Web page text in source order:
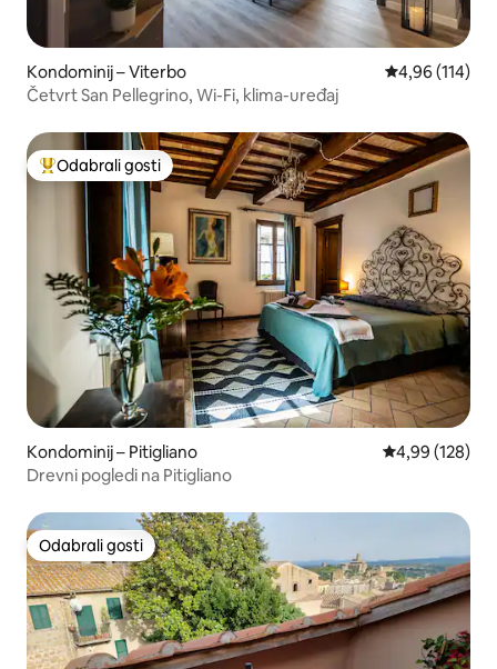
Kondominij – Viterbo Prosječna
4,96 (114)
Četvrt San Pellegrino, Wi-Fi, klima-uređaj
Među najviše rangiranima s oznakom „Odabrali gosti”
Odabrali gosti
Kondominij – Pitigliano Prosječna
4,99 (128)
Drevni pogledi na Pitigliano
Odabrali gosti
Odabrali gosti